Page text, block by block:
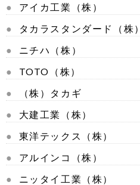
アイカ工業（株）
タカラスタンダード（株）
ニチハ（株）
TOTO（株）
（株）タカギ
大建工業（株）
東洋テックス（株）
アルインコ（株）
ニッタイ工業（株）